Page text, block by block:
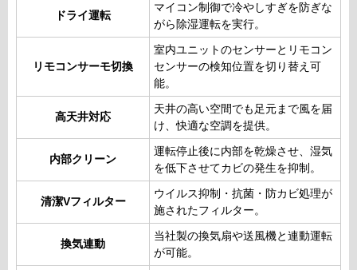
ドライ運転
マイコン制御で冷やしすぎを防ぎな
がら除湿運転を実行。
リモコンサーモ切換
室内ユニットのセンサーとリモコン
センサーの検知位置を切り替え可
能。
高天井対応
天井の高い空間でも足元まで風を届
け、快適な空調を提供。
内部クリーン
運転停止後に内部を乾燥させ、湿気
を低下させてカビの発生を抑制。
清潔Vフィルター
ウイルス抑制・抗菌・防カビ処理が
施されたフィルター。
換気連動
当社製の換気扇や送風機と連動運転
が可能。